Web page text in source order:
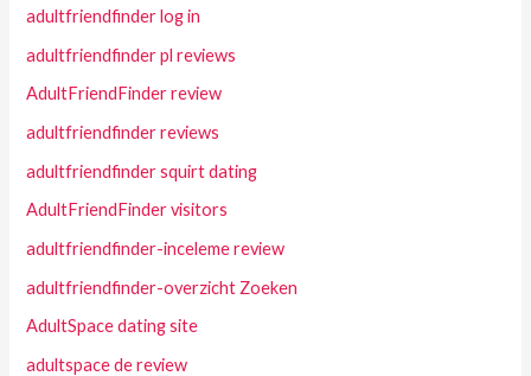
adultfriendfinder log in
adultfriendfinder pl reviews
AdultFriendFinder review
adultfriendfinder reviews
adultfriendfinder squirt dating
AdultFriendFinder visitors
adultfriendfinder-inceleme review
adultfriendfinder-overzicht Zoeken
AdultSpace dating site
adultspace de review